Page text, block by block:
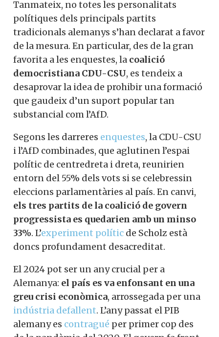
Tanmateix, no totes les personalitats
polítiques dels principals partits
tradicionals alemanys s’han declarat a favor
de la mesura. En particular, des de la gran
favorita a les enquestes, la coalició
democristiana CDU-CSU, es tendeix a
desaprovar la idea de prohibir una formació
que gaudeix d’un suport popular tan
substancial com l’AfD.
Segons les darreres enquestes, la CDU-CSU
i l’AfD combinades, que aglutinen l’espai
polític de centredreta i dreta, reunirien
entorn del 55% dels vots si se celebressin
eleccions parlamentàries al país. En canvi,
els tres partits de la coalició de govern
progressista es quedarien amb un minso
33%. L’experiment polític de Scholz està
doncs profundament desacreditat.
El 2024 pot ser un any crucial per a
Alemanya: el país es va enfonsant en una
greu crisi econòmica, arrossegada per una
indústria defallent. L’any passat el PIB
alemany es contragué per primer cop des